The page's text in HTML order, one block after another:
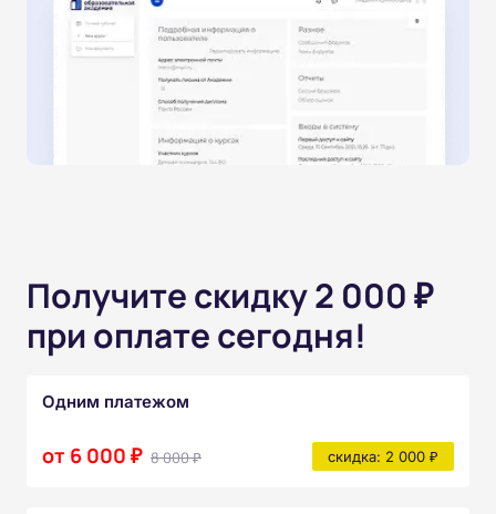
Получите скидку 2 000 ₽
при оплате сегодня!
Одним платежом
от 6 000 ₽ 8 000 ₽ скидка: 2 000 ₽